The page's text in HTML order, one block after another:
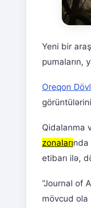
Yeni bir
pumaların,
Oreqon
görüntülərini
Qidalanma
zonalarında
etibarı ilə,
“Journal of
mövcud ola